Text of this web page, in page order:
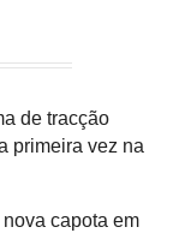
de tracção
primeira vez na
capota em